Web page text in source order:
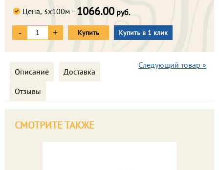
Цена, 3х100м =1066.00 руб.
- + Купить Купить в 1 клик
Следующий товар »
Описание
Доставка
Отзывы
СМОТРИТЕ ТАКЖЕ